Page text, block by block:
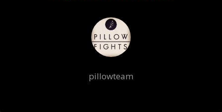
pillowteam